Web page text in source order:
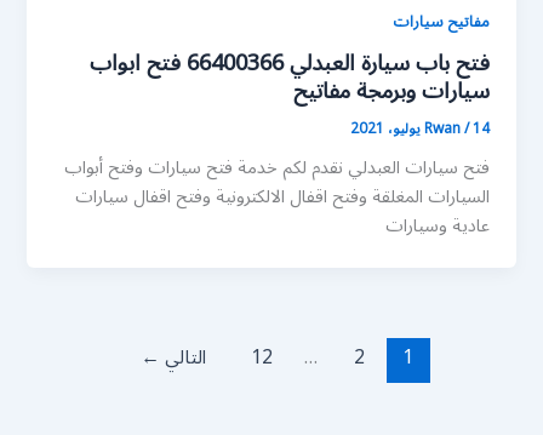
مفاتيح سيارات
فتح باب سيارة العبدلي 66400366 فتح ابواب
سيارات وبرمجة مفاتيح
Rwan/14 يوليو، 2021
فتح سيارات العبدلي نقدم لكم خدمة فتح سيارات وفتح أبواب
السيارات المغلقة وفتح اقفال الالكترونية وفتح اقفال سيارات
عادية وسيارات
1
2
…
12 التالي ←